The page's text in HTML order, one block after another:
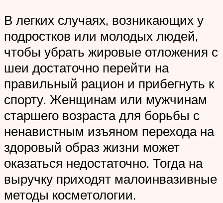
В легких случаях, возникающих у
подростков или молодых людей,
чтобы убрать жировые отложения с
шеи достаточно перейти на
правильный рацион и прибегнуть к
спорту. Женщинам или мужчинам
старшего возраста для борьбы с
ненавистным изъяном перехода на
здоровый образ жизни может
оказаться недостаточно. Тогда на
выручку приходят малоинвазивные
методы косметологии.